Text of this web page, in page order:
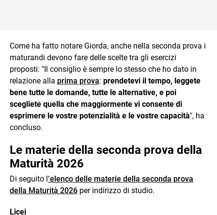
Come ha fatto notare Giorda, anche nella seconda prova i
maturandi devono fare delle scelte tra gli esercizi
proposti: "Il consiglio è sempre lo stesso che ho dato in
relazione alla prima prova: prendetevi il tempo, leggete
bene tutte le domande, tutte le alternative, e poi
scegliete quella che maggiormente vi consente di
esprimere le vostre potenzialità e le vostre capacità", ha
concluso.
Le materie della seconda prova della
Maturità 2026
Di seguito l‘elenco delle materie della seconda prova
della Maturità 2026 per indirizzo di studio.
Licei